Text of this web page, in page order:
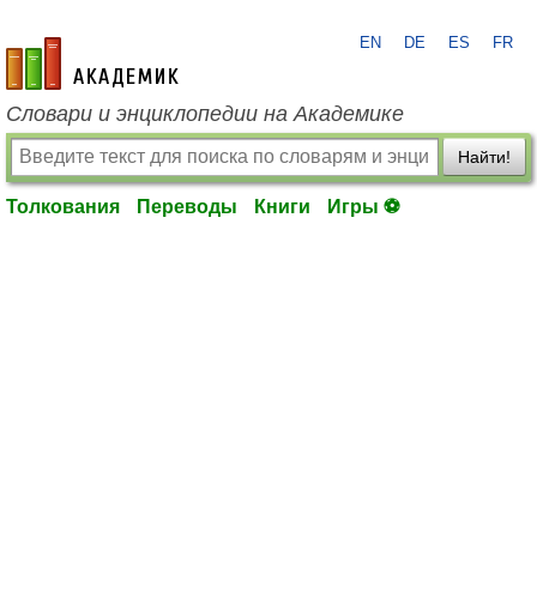
academic.ru
EN DE ES FR
Словари и энциклопедии на Академике
Найти!
Толкования Переводы Книги Игры ⚽